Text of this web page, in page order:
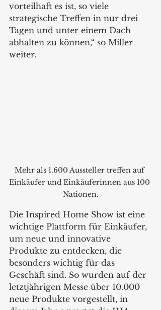
vorteilhaft es ist, so viele
strategische Treffen in nur drei
Tagen und unter einem Dach
abhalten zu können,“ so Miller
weiter.
Mehr als 1.600 Aussteller treffen auf
Einkäufer und Einkäuferinnen aus 100
Nationen.
Die Inspired Home Show ist eine
wichtige Plattform für Einkäufer,
um neue und innovative
Produkte zu entdecken, die
besonders wichtig für das
Geschäft sind. So wurden auf der
letztjährigen Messe über 10.000
neue Produkte vorgestellt, in